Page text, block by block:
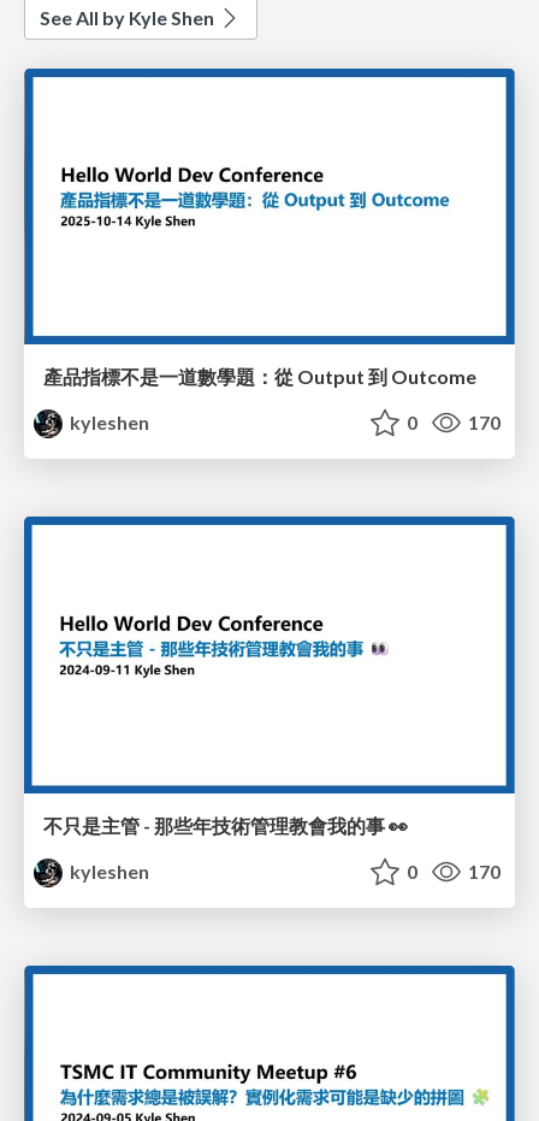
See All by Kyle Shen
產品指標不是一道數學題：從 Output 到 Outcome
kyleshen
0 170
不只是主管 - 那些年技術管理教會我的事 👀
kyleshen
0 170